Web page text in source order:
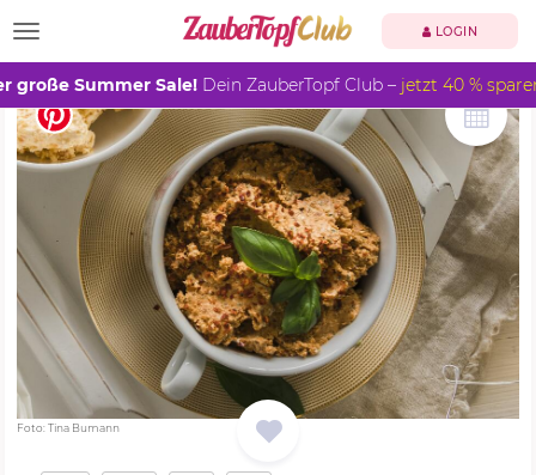
TOGGLE NAVIGATION LOGIN
große Summer Sale! Dein ZauberTopf Club – jetzt 40 %
Foto: Tina Bumann